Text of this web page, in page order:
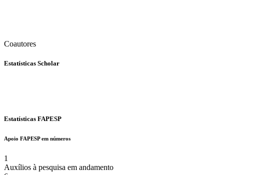
Coautores
Estatísticas Scholar
Estatísticas FAPESP
Apoio FAPESP em números
1
Auxílios à pesquisa em andamento